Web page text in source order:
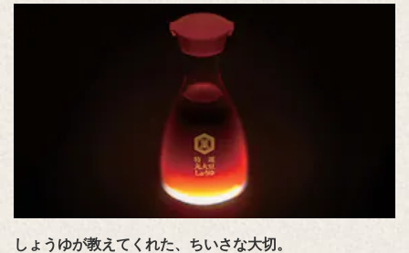
しょうゆが教えてくれた、ちいさな大切。